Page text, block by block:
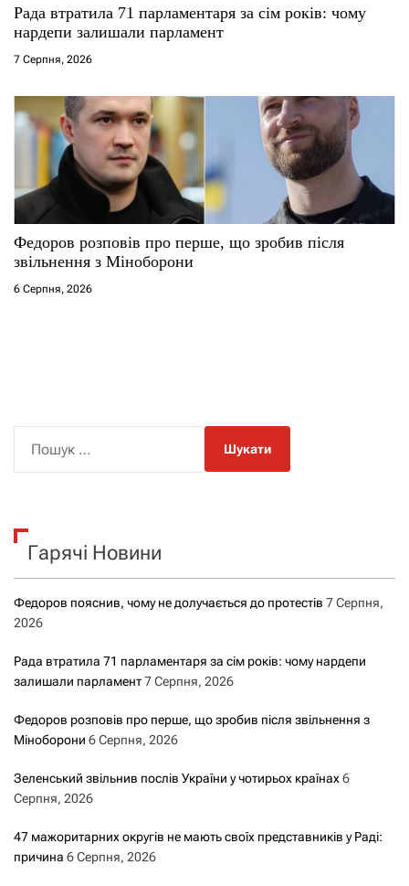
Рада втратила 71 парламентаря за сім років: чому
нардепи залишали парламент
7 Серпня, 2026
Федоров розповів про перше, що зробив після
звільнення з Міноборони
6 Серпня, 2026
к
Гарячі Новини
Федоров пояснив, чому не долучається до протестів 7 Серпня,
2026
Рада втратила 71 парламентаря за сім років: чому нардепи
залишали парламент7 Серпня, 2026
Федоров розповів про перше, що зробив після звільнення з
Міноборони 6 Серпня, 2026
Зеленський звільнив послів України у чотирьох країнах 6
Серпня, 2026
47 мажоритарних округів не мають своїх представників у Раді:
причина 6 Серпня, 2026